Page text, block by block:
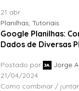
21 abr
Planilhas,Tutoriais
Google Planilhas:
Dados de Diversas
Postado por
Jorge
21/04/2024
Como combinar /